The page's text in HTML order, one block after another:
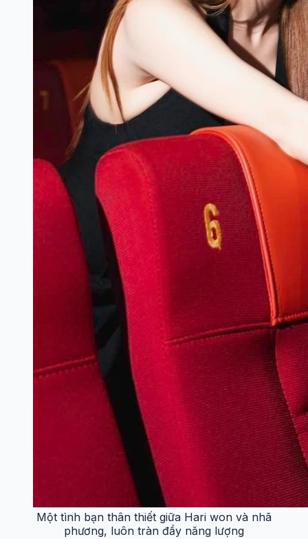
Một tình bạn thân thiết giữa Hari won và nhã
phương, luôn tràn đầy năng lượng